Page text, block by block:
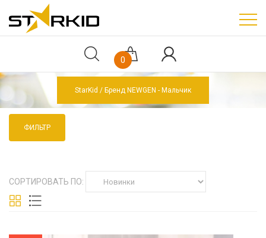
0
StarKid Бренд NEWGEN - Мальчик
ФИЛЬТР
СОРТИРОВАТЬ ПО: